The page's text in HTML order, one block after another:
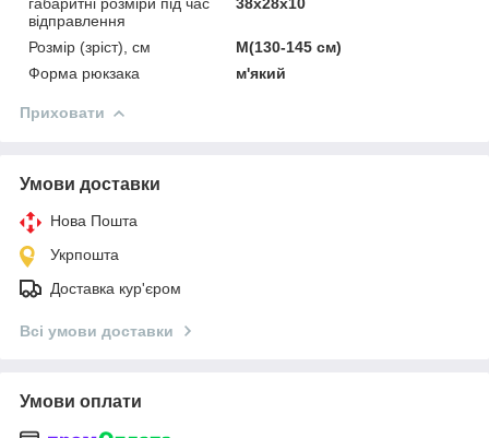
відправлення
Розмір (зріст), см
M(130-145 см)
Форма рюкзака
м'який
Приховати
Умови доставки
Нова Пошта
Укрпошта
Доставка кур'єром
Всі умови доставки
Умови оплати